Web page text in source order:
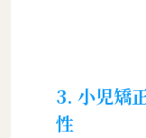
3. 小児矯
性